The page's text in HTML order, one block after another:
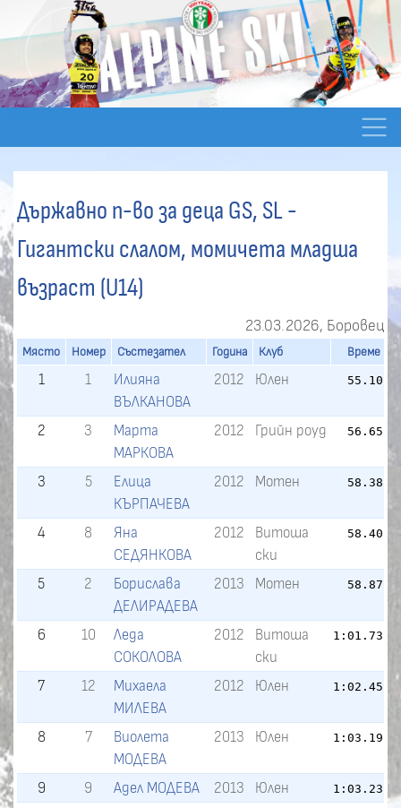
Държавно п-во за деца GS, SL -
Гигантски слалом, момичета младша
възраст (U14)
23.03.2026, Боровец
Място Номер Състезател Година Клуб Време
1 1
Илияна
ВЪЛКАНОВА
2012 Юлен 55.10
2 3
Марта
МАРКОВА
2012 Грийн роуд 56.65
3 5
Елица
КЪРПАЧЕВА
2012 Мотен 58.38
4 8
Яна
СЕДЯНКОВА
2012
Витоша
ски
58.40
5 2
Борислава
ДЕЛИРАДЕВА
2013 Мотен 58.87
6 10
Леда
СОКОЛОВА
2012
Витоша
ски
1:01.73
7 12
Михаела
МИЛЕВА
2012 Юлен 1:02.45
8 7
Виолета
МОДЕВА
2013 Юлен 1:03.19
9 9 Адел МОДЕВА 2013 Юлен 1:03.23